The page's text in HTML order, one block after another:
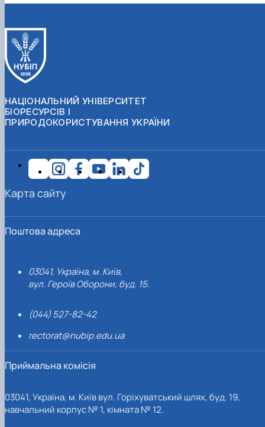
НАЦІОНАЛЬНИЙ УНІВЕРСИТЕТ
БІОРЕСУРСІВ І
ПРИРОДОКОРИСТУВАННЯ УКРАЇНИ
Поштова адреса
03041, Україна, м. Київ,
вул. Героїв Оборони, буд. 15.
(044) 527-82-42
rectorat@nubip.edu.ua
Приймальна комісія
03041, Україна, м. Київ вул. Горіхуватський шлях, буд. 19,
навчальний корпус № 1, кімната № 12.
Карта сайту